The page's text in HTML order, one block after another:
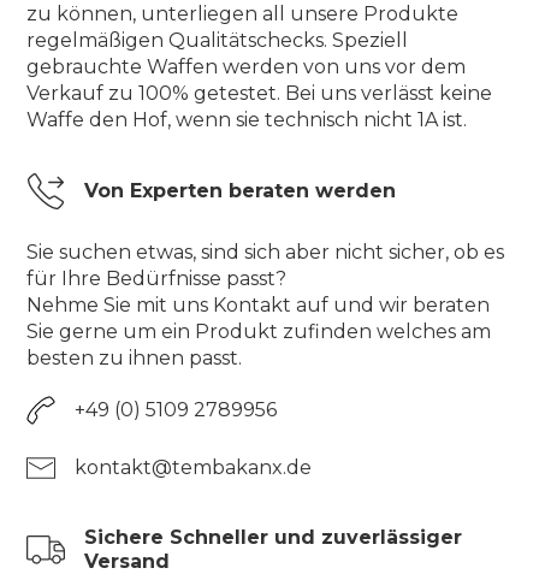
zu können, unterliegen all unsere Produkte
regelmäßigen Qualitätschecks. Speziell
gebrauchte Waffen werden von uns vor dem
Verkauf zu 100% getestet. Bei uns verlässt keine
Waffe den Hof, wenn sie technisch nicht 1A ist.
Von Experten beraten werden
Sie suchen etwas, sind sich aber nicht sicher, ob es
für Ihre Bedürfnisse passt?
Nehme Sie mit uns Kontakt auf und wir beraten
Sie gerne um ein Produkt zufinden welches am
besten zu ihnen passt.
+49 (0) 5109 2789956
kontakt@tembakanx.de
Sichere Schneller und zuverlässiger
Versand